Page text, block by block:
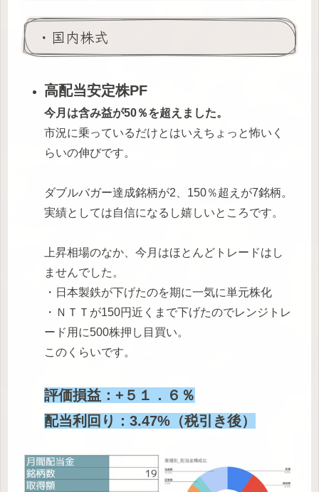
・国内株式
高配当安定株PF
今月は含み益が50％を超えました。
市況に乗っているだけとはいえちょっと怖いく
らいの伸びです。
ダブルバガー達成銘柄が2、150％超えが7銘柄。
実績としては自信になるし嬉しいところです。
上昇相場のなか、今月はほとんどトレードはし
ませんでした。
・日本製鉄が下げたのを期に一気に単元株化
・ＮＴＴが150円近くまで下げたのでレンジトレ
ード用に500株押し目買い。
このくらいです。
評価損益：+５１．６％
配当利回り：3.47%（税引き後）